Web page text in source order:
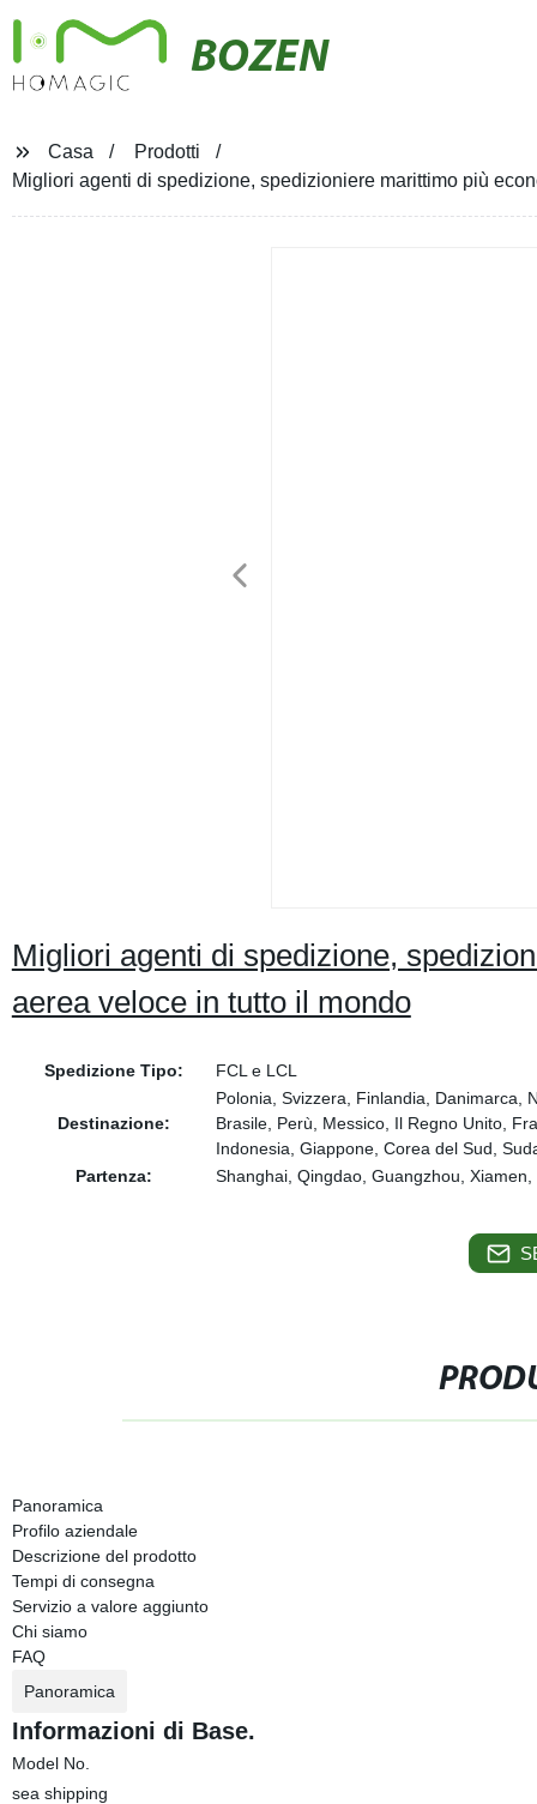
BOZEN
Casa
Prodotti
Migliori agenti di spedizione, spedizioniere marittimo più
Migliori agenti di spedizione,
aerea veloce in tutto il mondo
Spedizione Tipo: FCL e LCL
Destinazione:
Polonia, Svizzera, Finlandia, Danimarca,
Brasile, Perù, Messico, Il Regno Unito,
Indonesia, Giappone, Corea del Sud,
Partenza:
Shanghai, Qingdao, Guangzhou,
Panoramica
Profilo aziendale
Descrizione del prodotto
Tempi di consegna
Servizio a valore aggiunto
Chi siamo
FAQ
Panoramica
Informazioni di Base.
Model No.
sea shipping